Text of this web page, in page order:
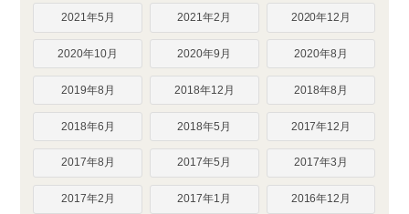
2021年5月 2021年2月 2020年12月
2020年10月 2020年9月 2020年8月
2019年8月 2018年12月 2018年8月
2018年6月 2018年5月 2017年12月
2017年8月 2017年5月 2017年3月
2017年2月 2017年1月 2016年12月